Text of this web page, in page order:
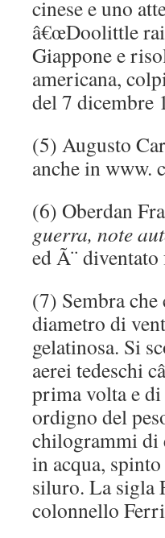
cinese e uno
â€œDoolittle
Giappone e
americana,
del 7 dicembre
(5) Augusto
anche in www.
(6) Oberdan
guerra, note
ed Ã¨
(7) Sembra
diametro di
gelatinosa. Si
aerei tedeschi
prima volta e
ordigno del
chilogrammi di
in acqua,
siluro. La sigla
colonnello